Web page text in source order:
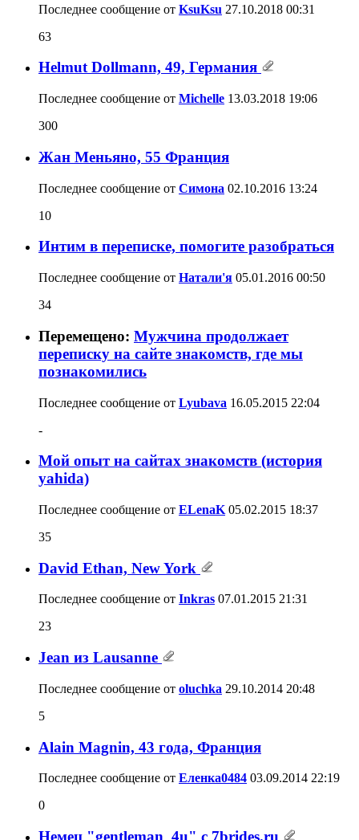
Последнее сообщение от KsuKsu 27.10.2018 00:31
63
Helmut Dollmann, 49, Германия
Последнее сообщение от Michelle 13.03.2018 19:06
300
Жан Меньяно, 55 Франция
Последнее сообщение от Симона 02.10.2016 13:24
10
Интим в переписке, помогите разобраться
Последнее сообщение от Натали'я 05.01.2016 00:50
34
Перемещено: Мужчина продолжает
переписку на сайте знакомств, где мы
познакомились
Последнее сообщение от Lyubava 16.05.2015 22:04
-
Мой опыт на сайтах знакомств (история
yahida)
Последнее сообщение от ELenaK 05.02.2015 18:37
35
David Ethan, New York
Последнее сообщение от Inkras 07.01.2015 21:31
23
Jean из Lausanne
Последнее сообщение от oluchka 29.10.2014 20:48
5
Аlain Мagnin, 43 года, Франция
Последнее сообщение от Еленка0484 03.09.2014 22:19
0
Немец "gentleman_4u" с 7brides.ru